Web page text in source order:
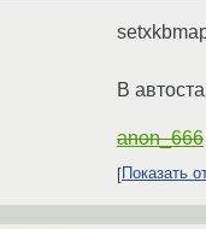
В
anon_666
Показать